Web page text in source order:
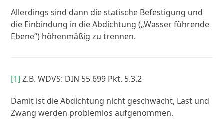
Allerdings sind dann die statische Befestigung und
die Einbindung in die Abdichtung („Wasser führende
Ebene“) höhenmäßig zu trennen.
[1] Z.B. WDVS: DIN 55 699 Pkt. 5.3.2
Damit ist die Abdichtung nicht geschwächt, Last und
Zwang werden problemlos aufgenommen.